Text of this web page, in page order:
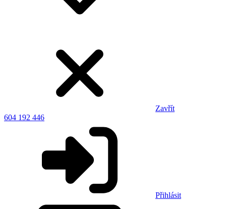
Zavřít
604 192 446
Přihlásit